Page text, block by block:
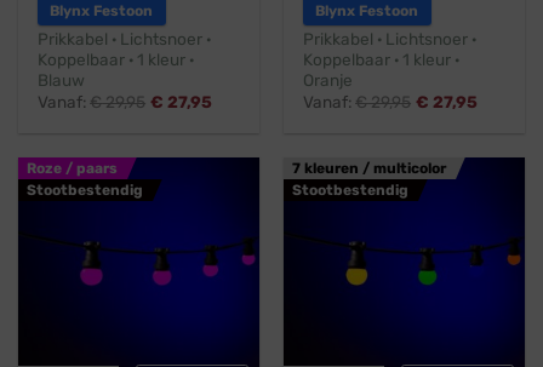
Blynx Festoon
Prikkabel · Lichtsnoer ·
Koppelbaar · 1 kleur ·
Blauw
Vanaf:€29,95 € 27,95
Blynx Festoon
Prikkabel · Lichtsnoer ·
Koppelbaar · 1 kleur ·
Oranje
Vanaf:€29,95 € 27,95
Roze / paars
Stootbestendig
7 kleuren / multicolor
Stootbestendig